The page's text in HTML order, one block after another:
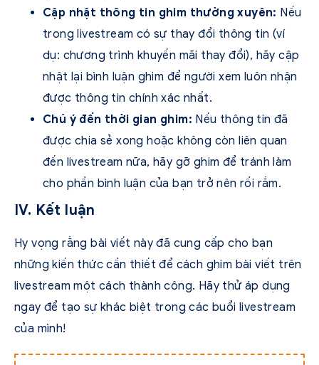
Cập nhật thông tin ghim thường xuyên: Nếu
trong livestream có sự thay đổi thông tin (ví
dụ: chương trình khuyến mãi thay đổi), hãy cập
nhật lại bình luận ghim để người xem luôn nhận
được thông tin chính xác nhất.
Chú ý đến thời gian ghim: Nếu thông tin đã
được chia sẻ xong hoặc không còn liên quan
đến livestream nữa, hãy gỡ ghim để tránh làm
cho phần bình luận của bạn trở nên rối rắm.
IV. Kết luận
Hy vọng rằng bài viết này đã cung cấp cho bạn
những kiến thức cần thiết để cách ghim bài viết trên
livestream một cách thành công. Hãy thử áp dụng
ngay để tạo sự khác biệt trong các buổi livestream
của mình!